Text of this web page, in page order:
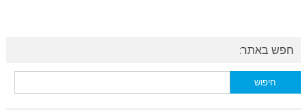
חפש באתר: